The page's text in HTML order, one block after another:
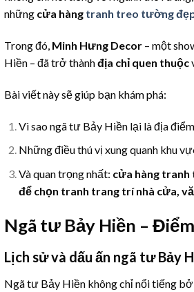
những cửa hàng tranh treo tường
Trong đó, Minh Hưng Decor – một
Hiền – đã trở thànhđịa chỉ quen thuộc
Bài viết này sẽ giúp bạn khám phá:
Vì sao ngã tư Bảy Hiền lại là địa
Những điều thú vị xung quanh khu
Và quan trọng nhất: cửa hàng tranh
để chọn tranh trang trí nhà cửa,
Ngã tư Bảy Hiền –
Lịch sử và dấu ấn ngã tư Bảy
Ngã tư Bảy Hiền không chỉ nổi tiếng